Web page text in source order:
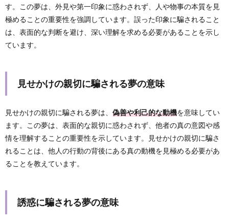
す。この夢は、外見や第一印象に惑わされず、人や物事の本質を見
極めることの重要性を強調しています。誤った印象に騙されること
は、表面的な判断を避け、深い理解を求める必要があることを示し
ています。
見せかけの親切に騙される夢の意味
見せかけの親切に騙される夢は、 偽善や利己的な動機を意味してい
ます。この夢は、表面的な親切に惑わされず、他者の真の意図や感
情を理解することの重要性を示しています。見せかけの親切に騙さ
れることは、他人の行動の背後にある真の動機を見極める必要があ
ることを教えています。
誘惑に騙される夢の意味